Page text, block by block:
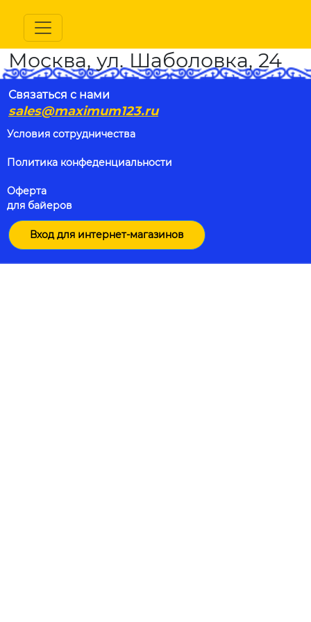
Москва, ул. Шаболовка, 24
Связаться с нами
sales@maximum123.ru
Условия сотрудничества
Политика конфеденциальности
Оферта
для байеров
Вход для интернет-магазинов